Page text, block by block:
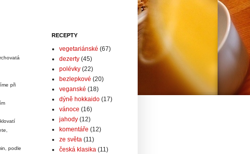
při
podle
RECEPTY
vegetariánské (67)
dezerty (45)
polévky (22)
bezlepkové (20)
veganské (18)
dýně hokkaido (17)
vánoce (16)
jahody (12)
komentáře (12)
ze světa (11)
česká klasika (11)